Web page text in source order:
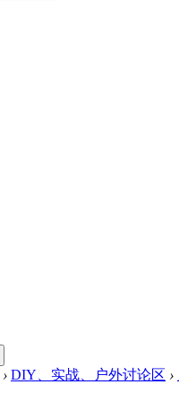
› DIY、实战、户外讨论区 ›